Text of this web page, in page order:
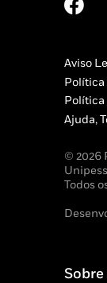
Aviso
Política
Política
Ajuda,
© 2026
Todos